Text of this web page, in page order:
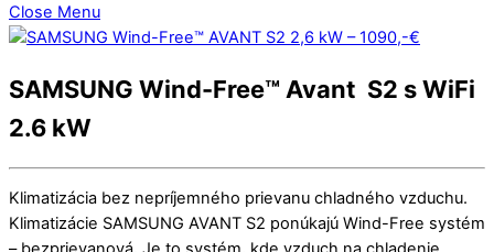
Close Menu
SAMSUNG Wind-Free™ Avant S2 s WiFi
2.6 kW
Klimatizácia bez nepríjemného prievanu chladného vzduchu.
Klimatizácie SAMSUNG AVANT S2 ponúkajú Wind-Free systém